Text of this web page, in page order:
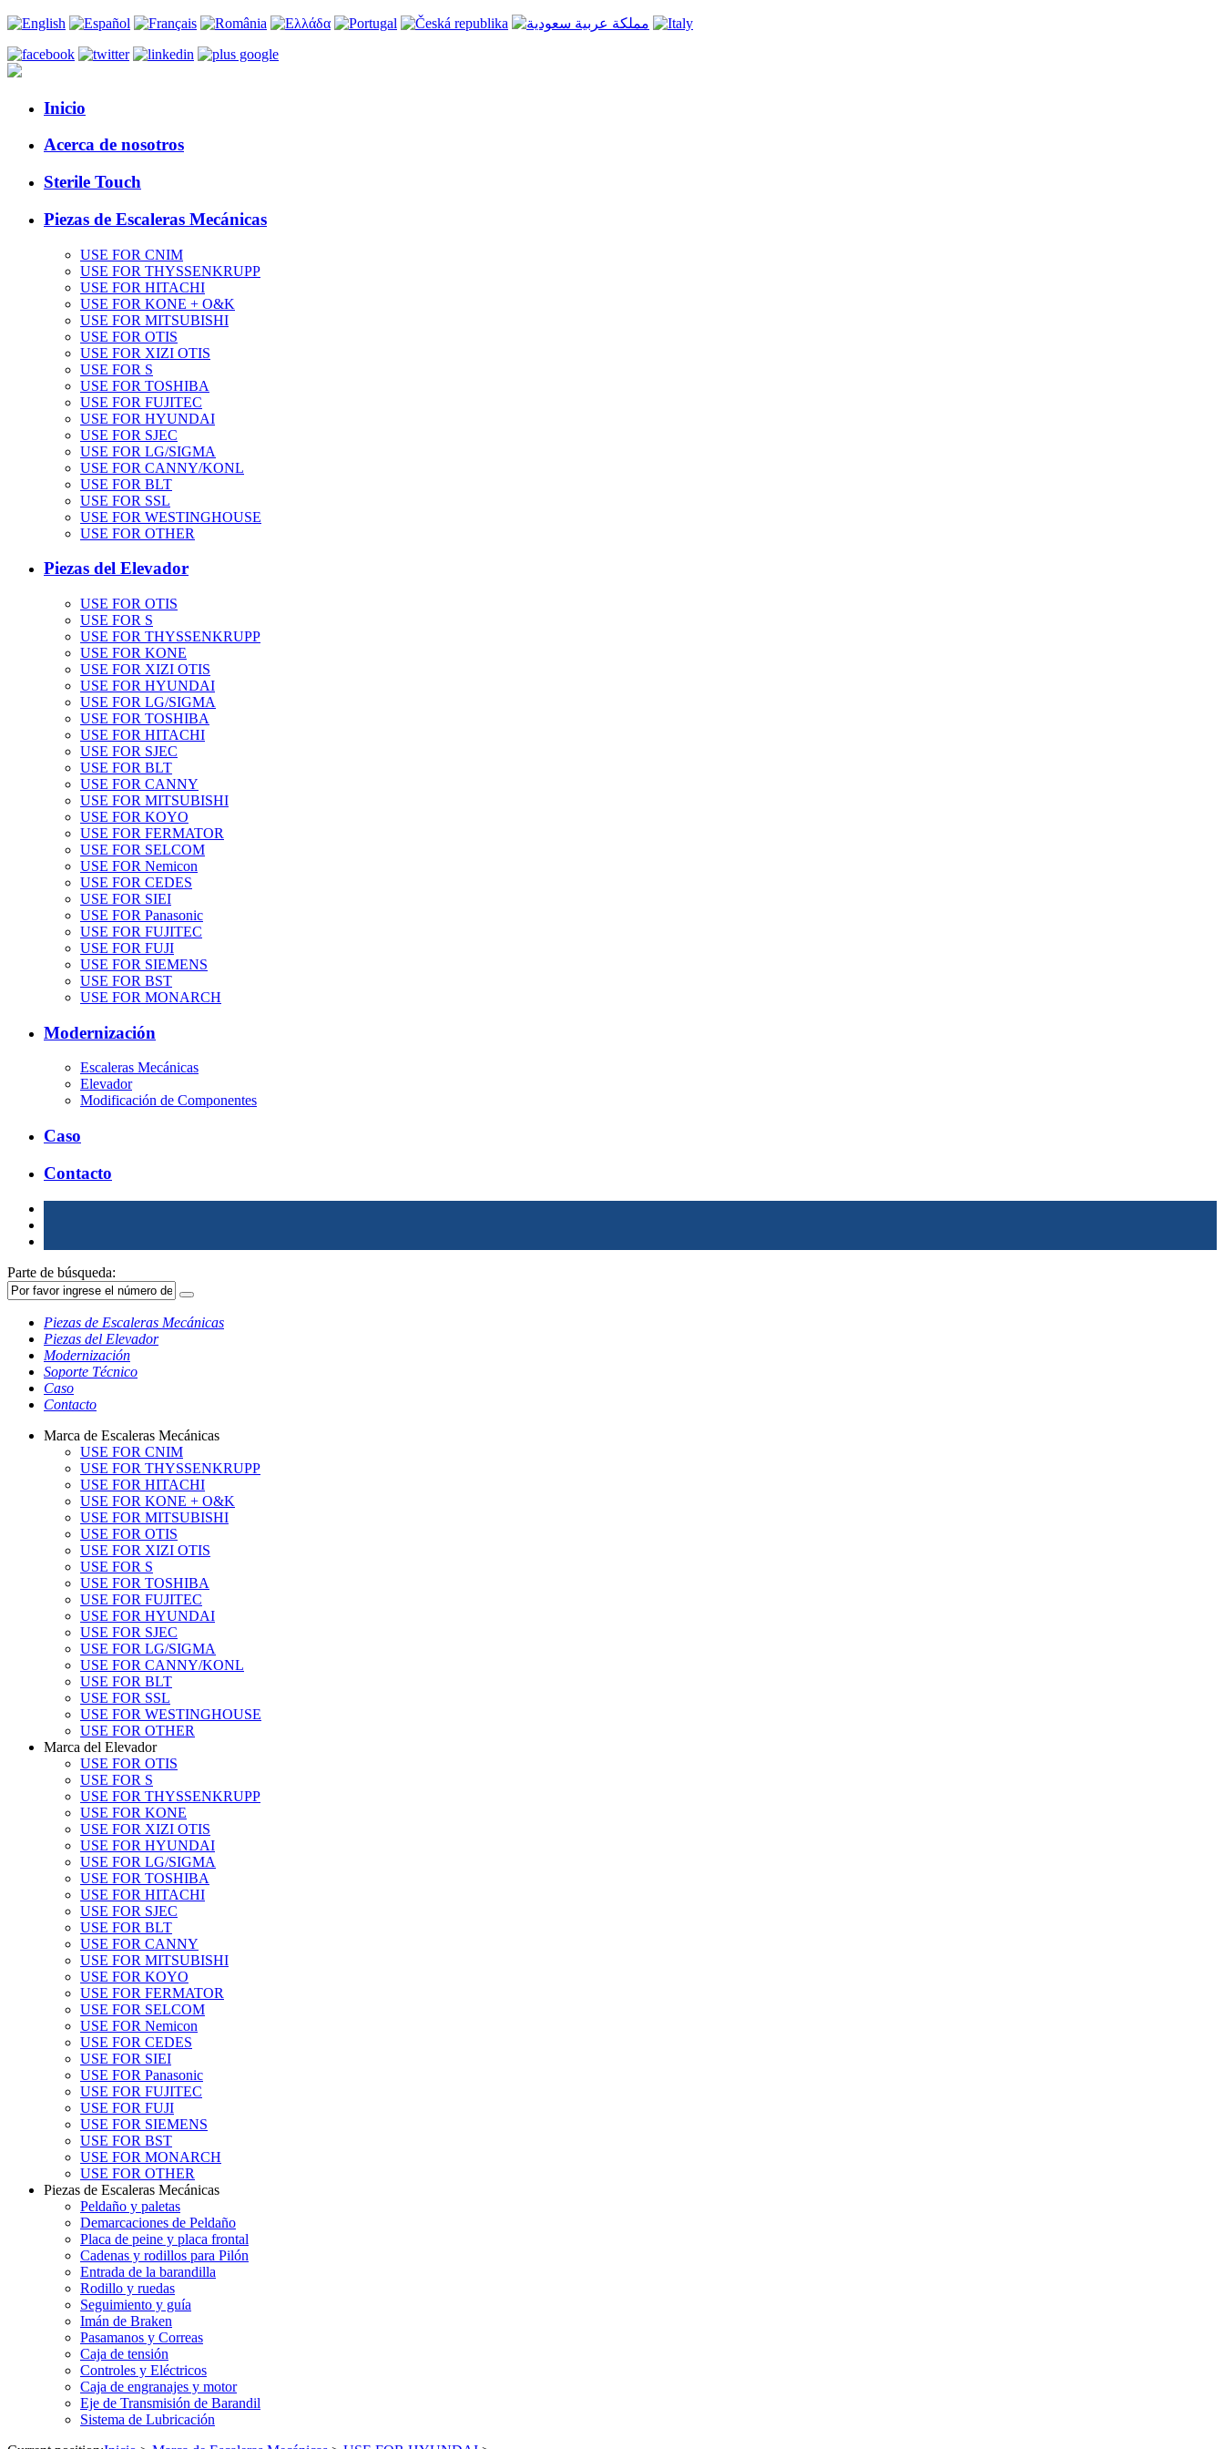
Inicio
Acerca de nosotros
Sterile Touch
Piezas de Escaleras Mecánicas
USE FOR CNIM
USE FOR THYSSENKRUPP
USE FOR HITACHI
USE FOR KONE + O&K
USE FOR MITSUBISHI
USE FOR OTIS
USE FOR XIZI OTIS
USE FOR S
USE FOR TOSHIBA
USE FOR FUJITEC
USE FOR HYUNDAI
USE FOR SJEC
USE FOR LG/SIGMA
USE FOR CANNY/KONL
USE FOR BLT
USE FOR SSL
USE FOR WESTINGHOUSE
USE FOR OTHER
Piezas del Elevador
USE FOR OTIS
USE FOR S
USE FOR THYSSENKRUPP
USE FOR KONE
USE FOR XIZI OTIS
USE FOR HYUNDAI
USE FOR LG/SIGMA
USE FOR TOSHIBA
USE FOR HITACHI
USE FOR SJEC
USE FOR BLT
USE FOR CANNY
USE FOR MITSUBISHI
USE FOR KOYO
USE FOR FERMATOR
USE FOR SELCOM
USE FOR Nemicon
USE FOR CEDES
USE FOR SIEI
USE FOR Panasonic
USE FOR FUJITEC
USE FOR FUJI
USE FOR SIEMENS
USE FOR BST
USE FOR MONARCH
Modernización
Escaleras Mecánicas
Elevador
Modificación de Componentes
Caso
Contacto
Parte de búsqueda:
Piezas de Escaleras Mecánicas
Piezas del Elevador
Modernización
Soporte Técnico
Caso
Contacto
Marca de Escaleras Mecánicas
USE FOR CNIM
USE FOR THYSSENKRUPP
USE FOR HITACHI
USE FOR KONE + O&K
USE FOR MITSUBISHI
USE FOR OTIS
USE FOR XIZI OTIS
USE FOR S
USE FOR TOSHIBA
USE FOR FUJITEC
USE FOR HYUNDAI
USE FOR SJEC
USE FOR LG/SIGMA
USE FOR CANNY/KONL
USE FOR BLT
USE FOR SSL
USE FOR WESTINGHOUSE
USE FOR OTHER
Marca del Elevador
USE FOR OTIS
USE FOR S
USE FOR THYSSENKRUPP
USE FOR KONE
USE FOR XIZI OTIS
USE FOR HYUNDAI
USE FOR LG/SIGMA
USE FOR TOSHIBA
USE FOR HITACHI
USE FOR SJEC
USE FOR BLT
USE FOR CANNY
USE FOR MITSUBISHI
USE FOR KOYO
USE FOR FERMATOR
USE FOR SELCOM
USE FOR Nemicon
USE FOR CEDES
USE FOR SIEI
USE FOR Panasonic
USE FOR FUJITEC
USE FOR FUJI
USE FOR SIEMENS
USE FOR BST
USE FOR MONARCH
USE FOR OTHER
Piezas de Escaleras Mecánicas
Peldaño y paletas
Demarcaciones de Peldaño
Placa de peine y placa frontal
Cadenas y rodillos para Pilón
Entrada de la barandilla
Rodillo y ruedas
Seguimiento y guía
Imán de Braken
Pasamanos y Correas
Caja de tensión
Controles y Eléctricos
Caja de engranajes y motor
Eje de Transmisión de Barandil
Sistema de Lubricación